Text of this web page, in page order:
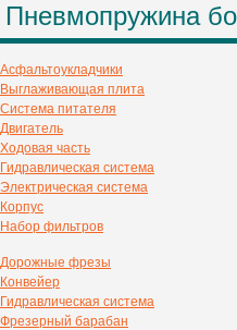
Пневмопружина
Асфальтоукладчики
Выглаживающая плита
Система питателя
Двигатель
Ходовая часть
Гидравлическая система
Электрическая система
Корпус
Набор фильтров
Дорожные фрезы
Конвейер
Гидравлическая система
Фрезерный барабан